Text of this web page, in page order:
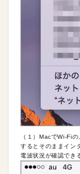
（１）MacでWi-Fi
するとそのままイン
電波状況が確認でき